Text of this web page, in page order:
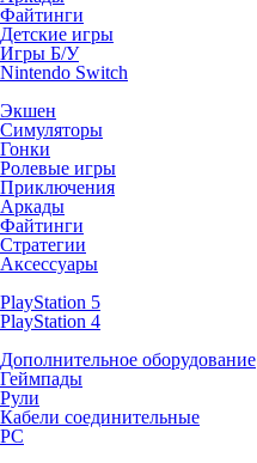
Файтинги
Детские игры
Игры Б/У
Nintendo Switch
Экшен
Симуляторы
Гонки
Ролевые игры
Приключения
Аркады
Файтинги
Стратегии
Аксессуары
PlayStation 5
PlayStation 4
Дополнительное оборудование
Геймпады
Рули
Кабели соединительные
PC